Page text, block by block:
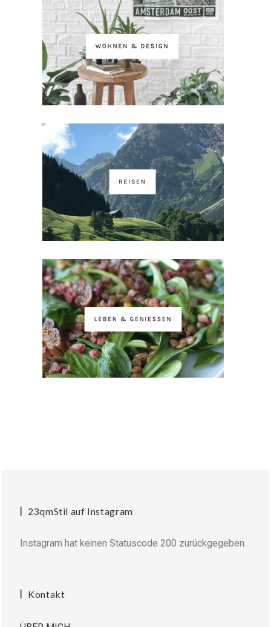
23qmStil auf Instagram
Instagram hat keinen Statuscode 200 zurückgegeben.
Kontakt